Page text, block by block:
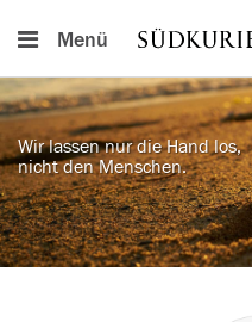
Menü
Wir lassen nur die Hand los,
nicht den Menschen.